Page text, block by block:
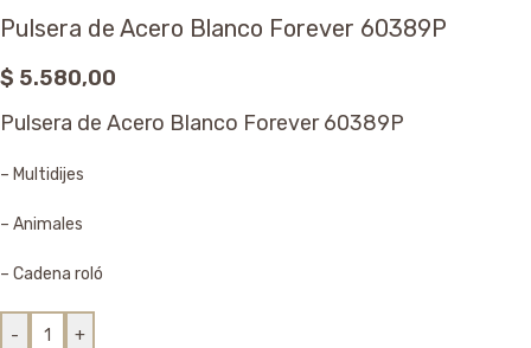
Pulsera de Acero Blanco Forever 60389P
$ 5.580,00
Pulsera de Acero Blanco Forever 60389P
– Multidijes
– Animales
– Cadena roló
- +